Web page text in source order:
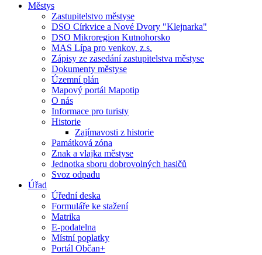
Městys
Zastupitelstvo městyse
DSO Církvice a Nové Dvory "Klejnarka"
DSO Mikroregion Kutnohorsko
MAS Lípa pro venkov, z.s.
Zápisy ze zasedání zastupitelstva městyse
Dokumenty městyse
Územní plán
Mapový portál Mapotip
O nás
Informace pro turisty
Historie
Zajímavosti z historie
Památková zóna
Znak a vlajka městyse
Jednotka sboru dobrovolných hasičů
Svoz odpadu
Úřad
Úřední deska
Formuláře ke stažení
Matrika
E-podatelna
Místní poplatky
Portál Občan+